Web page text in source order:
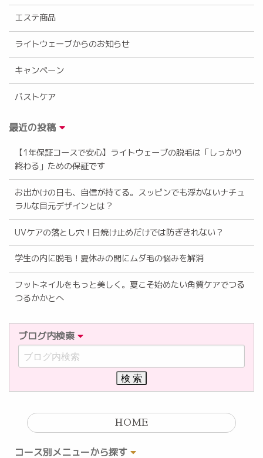
エステ商品
ライトウェーブからのお知らせ
キャンペーン
バストケア
最近の投稿
【1年保証コースで安心】ライトウェーブの脱毛は「しっかり
終わる」ための保証です
お出かけの日も、自信が持てる。スッピンでも浮かないナチュ
ラルな目元デザインとは？
UVケアの落とし穴！日焼け止めだけでは防ぎきれない？
学生の内に脱毛！夏休みの間にムダ毛の悩みを解消
フットネイルをもっと美しく。夏こそ始めたい角質ケアでつる
つるかかとへ
ブログ内検索
HOME
コース別メニューから探す